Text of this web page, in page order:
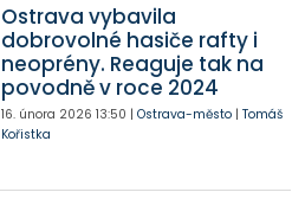
Ostrava vybavila
dobrovolné hasiče rafty i
neoprény. Reaguje tak na
povodně v roce 2024
16. února 2026 13:50 | Ostrava-město| Tomáš
Kořistka